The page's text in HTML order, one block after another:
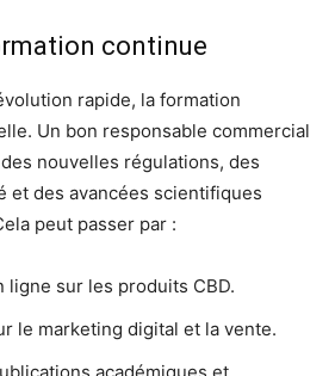
continue
rapide, la formation
Un bon responsable commercial
nouvelles régulations, des
et des avancées scientifiques
peut passer par :
ligne sur les produits CBD.
le marketing digital et la vente.
académiques et